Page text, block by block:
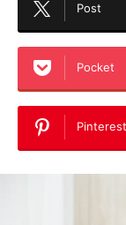
Post
Pocket
Pinterest